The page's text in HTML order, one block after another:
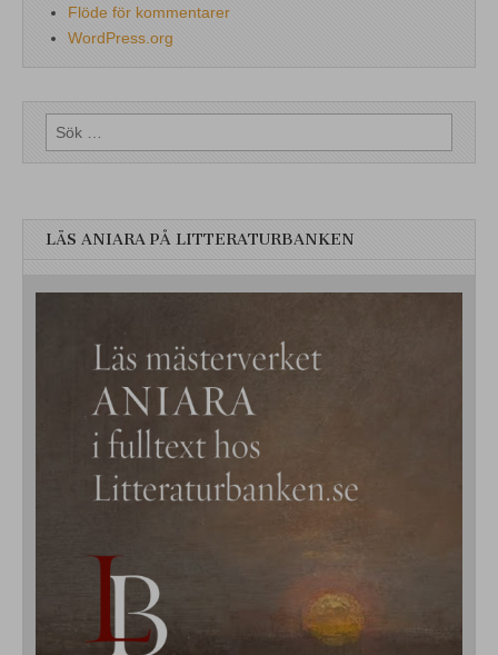
Flöde för kommentarer
WordPress.org
Sök
efter:
LÄS ANIARA PÅ LITTERATURBANKEN